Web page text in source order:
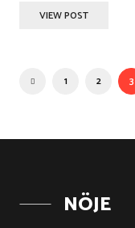
VIEW POST
1 2 3
NÖJE